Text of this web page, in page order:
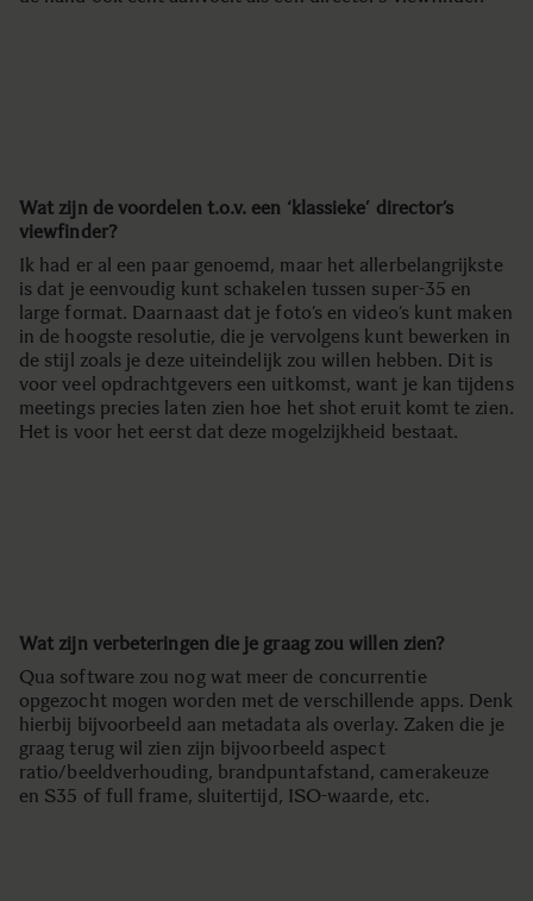
Wat zijn de voordelen t.o.v. een ‘klassieke’ director’s
viewfinder?
Ik had er al een paar genoemd, maar het allerbelangrijkste
is dat je eenvoudig kunt schakelen tussen super-35 en
large format. Daarnaast dat je foto’s en video’s kunt maken
in de hoogste resolutie, die je vervolgens kunt bewerken in
de stijl zoals je deze uiteindelijk zou willen hebben. Dit is
voor veel opdrachtgevers een uitkomst, want je kan tijdens
meetings precies laten zien hoe het shot eruit komt te zien.
Het is voor het eerst dat deze mogelzijkheid bestaat.
Wat zijn verbeteringen die je graag zou willen zien?
Qua software zou nog wat meer de concurrentie
opgezocht mogen worden met de verschillende apps. Denk
hierbij bijvoorbeeld aan metadata als overlay. Zaken die je
graag terug wil zien zijn bijvoorbeeld aspect
ratio/beeldverhouding, brandpuntafstand, camerakeuze
en S35 of full frame, sluitertijd, ISO-waarde, etc.